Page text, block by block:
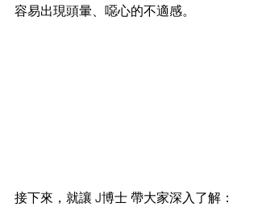
容易出現頭暈、噁心的不適感。
接下來，就讓 J博士 帶大家深入了解：